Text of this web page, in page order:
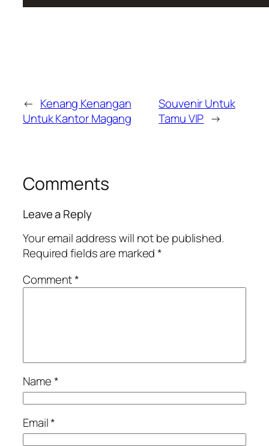
← Kenang Kenangan
Untuk Kantor Magang
Souvenir Untuk
Tamu VIP →
Comments
Leave a Reply
Your email address will not be published.
Required fields are marked*
Comment*
Name*
Email*